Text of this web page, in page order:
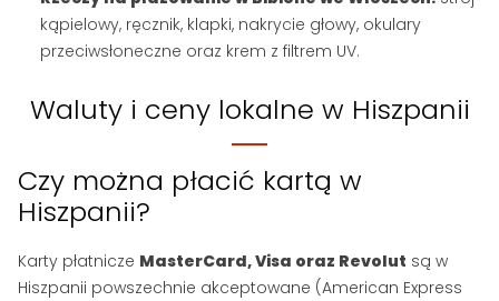
kąpielowy, ręcznik, klapki, nakrycie głowy, okulary
przeciwsłoneczne oraz krem z filtrem UV.
Waluty i ceny lokalne w Hiszpanii
Czy można płacić kartą w
Hiszpanii?
Karty płatnicze MasterCard, Visa oraz Revolut są w
Hiszpanii powszechnie akceptowane (American Express